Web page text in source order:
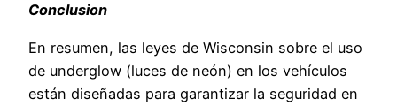
Conclusion
En resumen, las leyes de Wisconsin sobre el uso
de underglow (luces de neón) en los vehículos
están diseñadas para garantizar la seguridad en